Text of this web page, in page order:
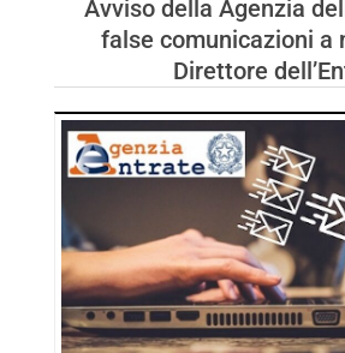
Avviso della Agenzia
false comunicazioni a
Direttore